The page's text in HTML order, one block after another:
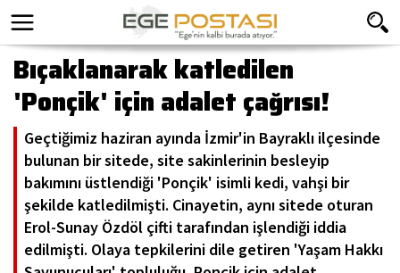
Bıçaklanarak katledilen
'Ponçik' için adalet çağrısı!
Geçtiğimiz haziran ayında İzmir'in Bayraklı ilçesinde
bulunan bir sitede, site sakinlerinin besleyip
bakımını üstlendiği 'Ponçik' isimli kedi, vahşi bir
şekilde katledilmişti. Cinayetin, aynı sitede oturan
Erol-Sunay Özdöl çifti tarafından işlendiği iddia
edilmişti. Olaya tepkilerini dile getiren 'Yaşam Hakkı